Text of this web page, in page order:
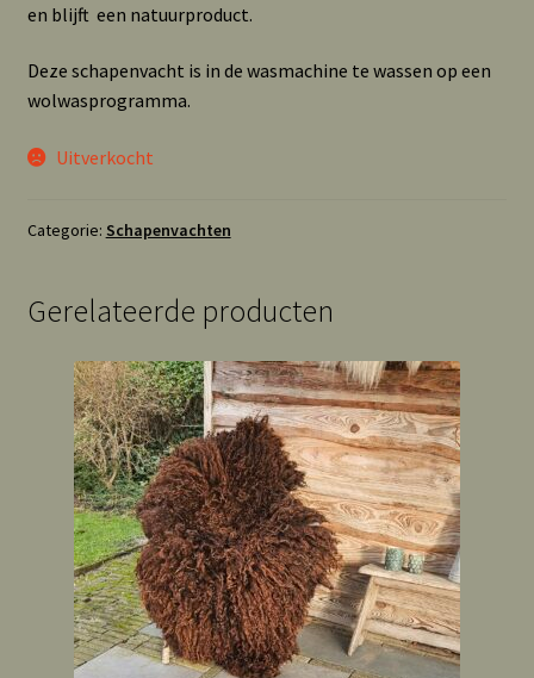
en blijft een natuurproduct.
Deze schapenvacht is in de wasmachine te wassen op een
wolwasprogramma.
Uitverkocht
Categorie: Schapenvachten
Gerelateerde producten